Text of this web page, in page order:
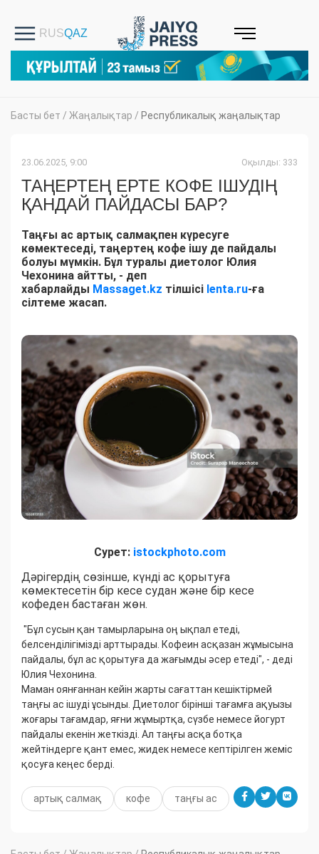
Басты бет / Жаңалықтар / Республикалық жаңалықтар
23.06.2025, 9:00 Оқылды: 333
ТАҢЕРТЕҢ ЕРТЕ КОФЕ ІШУДІҢ
ҚАНДАЙ ПАЙДАСЫ БАР?
Таңғы ас артық салмақпен күресуге
көмектеседі, таңертең кофе ішу де пайдалы
болуы мүмкін. Бұл туралы диетолог Юлия
Чехонина айтты, - деп
хабарлайды Massaget.kz тілшісі lenta.ru-ға
сілтеме жасап.
Сурет: istockphoto.com
Дәрігердің сөзінше, күнді ас қорытуға
көмектесетін бір кесе судан және бір кесе
кофеден бастаған жөн.
"Бұл сусын қан тамырларына оң ықпал етеді,
белсенділігімізді арттырады. Кофеин асқазан жұмысына
пайдалы, бұл ас қорытуға да жағымды әсер етеді", - деді
Юлия Чехонина.
Маман оянғаннан кейін жарты сағаттан кешіктірмей
таңғы ас ішуді ұсынды. Диетолог бірінші тағамға ақуызы
жоғары тағамдар, яғни жұмыртқа, сүзбе немесе йогурт
пайдалы екенін жеткізді. Ал таңғы асқа ботқа
жейтіндерге қант емес, жидек немесе кептірілген жеміс
қосуға кеңес берді.
артық салмақ кофе таңғы ас